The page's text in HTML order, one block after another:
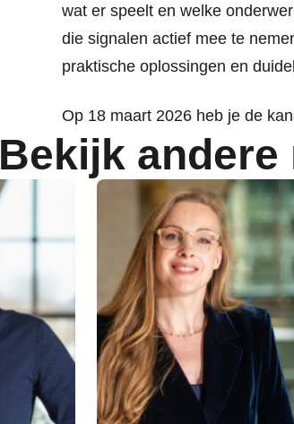
wat er speelt en welke
die signalen actief mee te
praktische oplossingen en
Op 18 maart 2026 heb je de
Bekijk andere